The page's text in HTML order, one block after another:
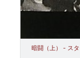
暗闘（上） - ス